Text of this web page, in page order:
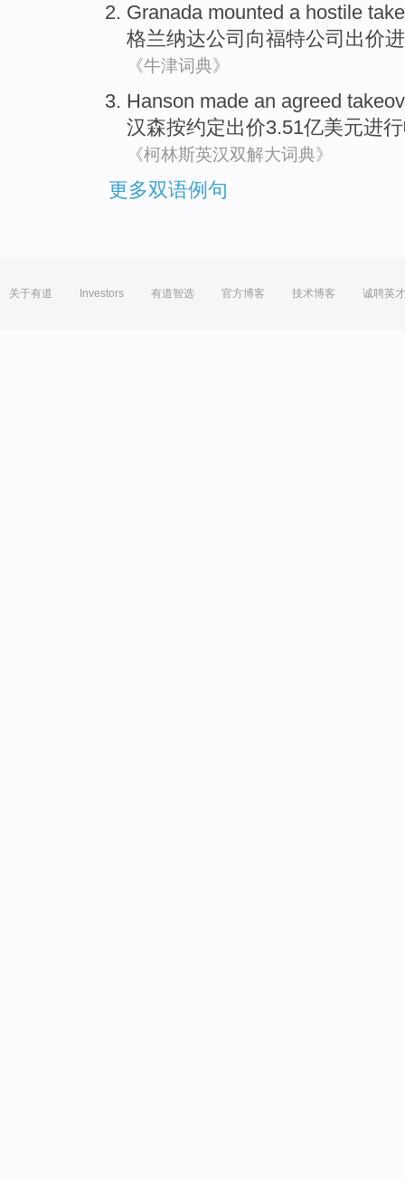
Granada mounted a hostile
格兰纳达公司向福特公司 出价
《牛津词典》
Hanson made an agreed
汉森按约定出价3.51亿美元进
《柯林斯英汉双解大词典》
更多双语例句
关于有道 Investors 有道智选 官方博客 技术博客 诚聘英才